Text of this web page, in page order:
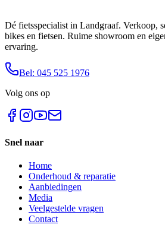
Dé fietsspecialist in Landgraaf. Verkoop,
bikes en fietsen. Ruime showroom en
ervaring.
Bel: 045 525 1976
Volg ons op
Snel naar
Home
Onderhoud & reparatie
Aanbiedingen
Media
Veelgestelde vragen
Contact